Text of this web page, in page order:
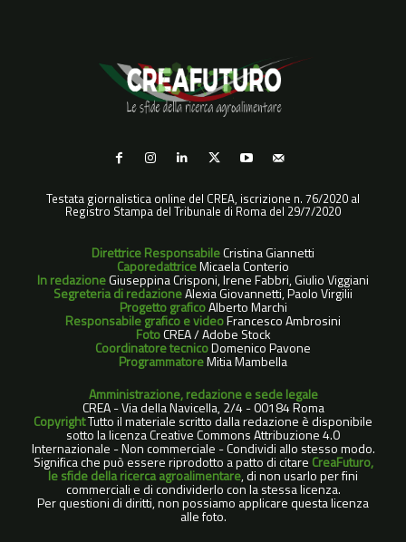
Testata giornalistica online del CREA, iscrizione n. 76/2020 al
Registro Stampa del Tribunale di Roma del 29/7/2020
Direttrice ResponsabileCristina Giannetti
CaporedattriceMicaela Conterio
In redazioneGiuseppina Crisponi, Irene Fabbri, Giulio Viggiani
Segreteria di redazioneAlexia Giovannetti, Paolo Virgilii
Progetto graficoAlberto Marchi
Responsabile grafico e videoFrancesco Ambrosini
FotoCREA / Adobe Stock
Coordinatore tecnicoDomenico Pavone
ProgrammatoreMitia Mambella
Amministrazione, redazione e sede legale
CREA - Via della Navicella, 2/4 - 00184 Roma
CopyrightTutto il materiale scritto dalla redazione è disponibile
sotto la licenza Creative Commons Attribuzione 4.0
Internazionale - Non commerciale - Condividi allo stesso modo.
Significa che può essere riprodotto a patto di citare CreaFuturo,
le sfide della ricerca agroalimentare, di non usarlo per fini
commerciali e di condividerlo con la stessa licenza.
Per questioni di diritti, non possiamo applicare questa licenza
alle foto.